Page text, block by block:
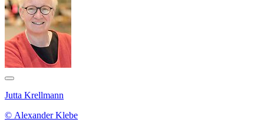
Jutta Krellmann
© Alexander Klebe